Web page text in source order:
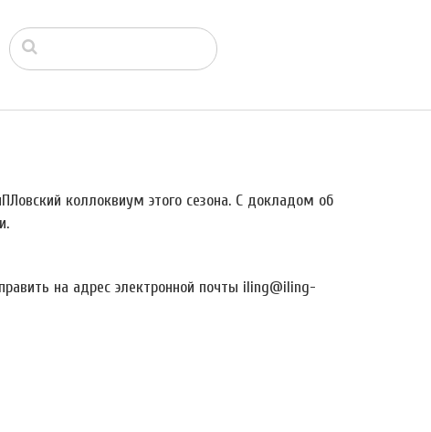
коллоквиум этого сезона. С докладом об
на адрес электронной почты iling@iling-